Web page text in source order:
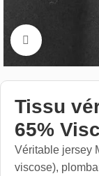
Cliquez
Tissu
65%
Véritable jersey
viscose),